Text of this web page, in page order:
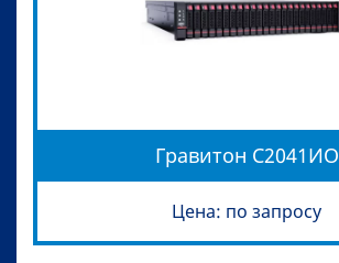
Гравитон С2041ИО
Цена: по запросу